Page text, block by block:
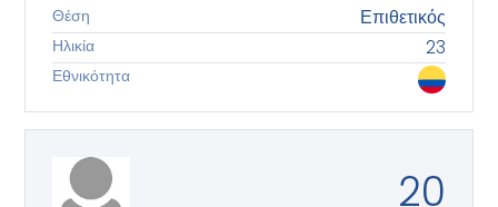
Θέση Επιθετικός
Ηλικία 23
Εθνικότητα
20